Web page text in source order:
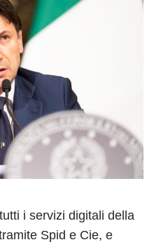
i servizi digitali della
Spid e Cie, e